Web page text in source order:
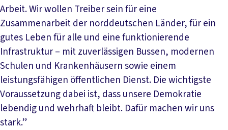
Arbeit. Wir wollen Treiber sein für eine
Zusammenarbeit der norddeutschen Länder, für ein
gutes Leben für alle und eine funktionierende
Infrastruktur – mit zuverlässigen Bussen, modernen
Schulen und Krankenhäusern sowie einem
leistungsfähigen öffentlichen Dienst. Die wichtigste
Voraussetzung dabei ist, dass unsere Demokratie
lebendig und wehrhaft bleibt. Dafür machen wir uns
stark.”